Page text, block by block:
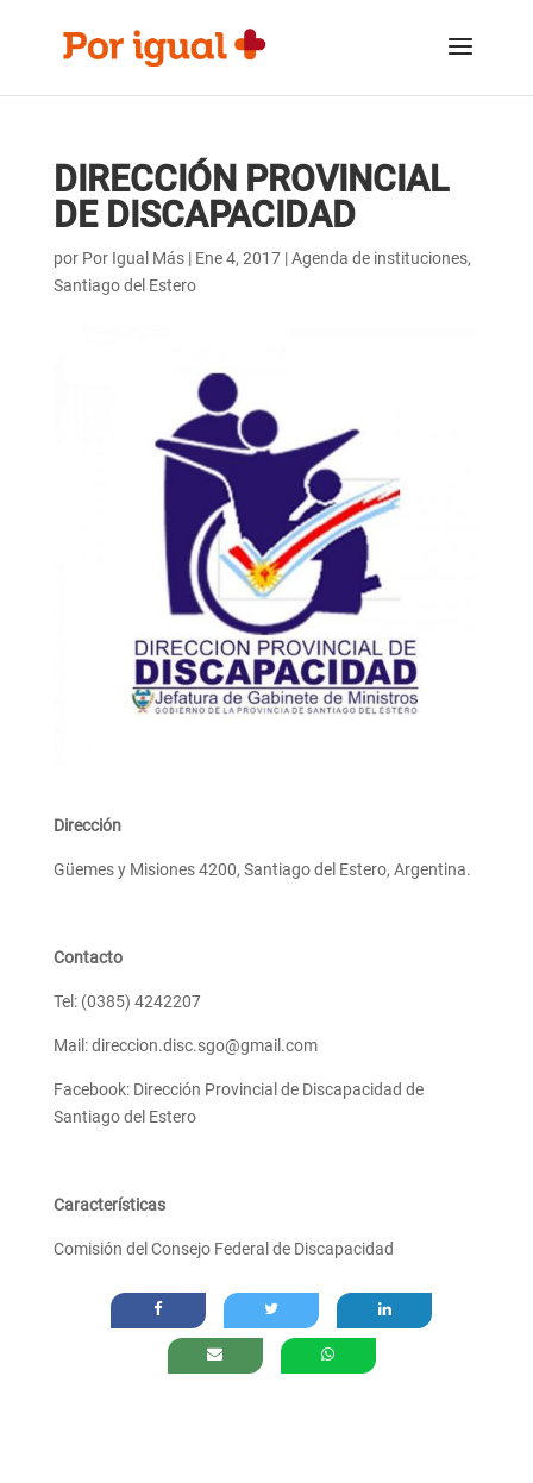
contenido
navegación
DIRECCIÓN PROVINCIAL
DE DISCAPACIDAD
por Por Igual Más| Ene 4, 2017|Agenda de instituciones,
Santiago del Estero
Dirección
Güemes y Misiones 4200, Santiago del Estero, Argentina.
Contacto
Tel: (0385) 4242207
Mail: direccion.disc.sgo@gmail.com
Facebook: Dirección Provincial de Discapacidad de
Santiago del Estero
Características
Comisión del Consejo Federal de Discapacidad